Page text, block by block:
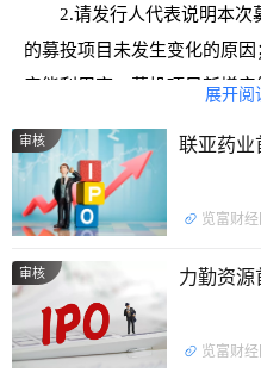
2.请发行人代表说明本
的募投项目未发生变化的原
产能利用率、募投项目新增
展开阅
审核 联亚药业
览富财经
审核 力勤资源
览富财经